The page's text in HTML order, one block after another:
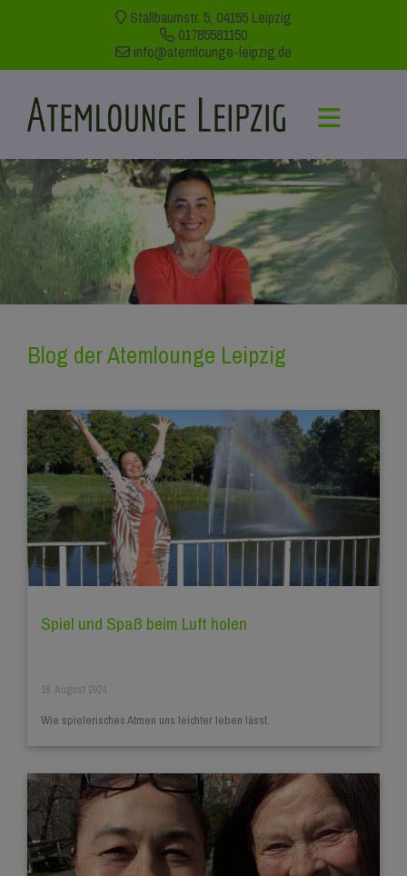
Stallbaumstr. 5, 04155 Leipzig
01785581150
info@atemlounge-leipzig.de
Blog der Atemlounge Leipzig
Spiel und Spaß beim Luft holen
16. August 2024
Wie spielerisches Atmen uns leichter leben lässt.